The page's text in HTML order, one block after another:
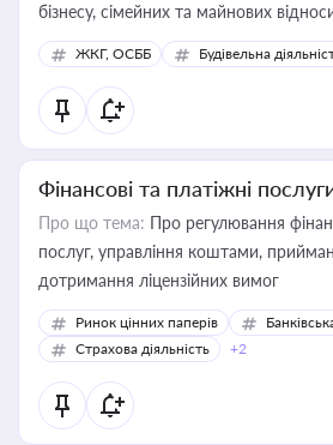
бізнесу, сімейних та майнових
ЖКГ, ОСББ Будівельна
Фінансові та платіжні
Про що тема: Про регулювання
послуг, управління коштами, приймання платежів та
дотримання ліцензійних вимог
Ринок цінних паперів
Страхова діяльність
+2